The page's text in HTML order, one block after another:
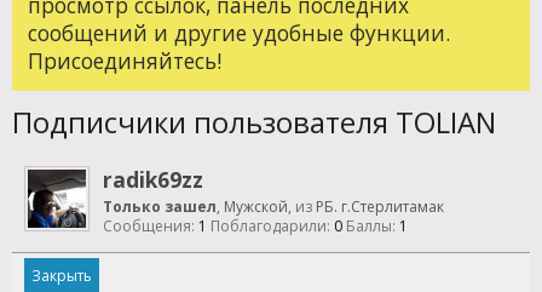
сообщений и другие удобные функции.
Присоединяйтесь!
Подписчики пользователя TOLIAN
radik69zz
Только зашел, Мужской, из РБ. г.Стерлитамак
Сообщения: 1 Поблагодарили: 0 Баллы: 1
Закрыть